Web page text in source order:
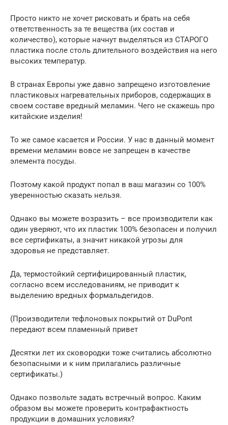
Просто никто не хочет рисковать и брать на себя
ответственность за те вещества (их состав и
количество), которые начнут выделяться из СТАРОГО
пластика после столь длительного воздействия на него
высоких температур.
В странах Европы уже давно запрещено изготовление
пластиковых нагревательных приборов, содержащих в
своем составе вредный меламин. Чего не скажешь про
китайские изделия!
То же самое касается и России. У нас в данный момент
времени меламин вовсе не запрещен в качестве
элемента посуды.
Поэтому какой продукт попал в ваш магазин со 100%
уверенностью сказать нельзя.
Однако вы можете возразить – все производители как
один уверяют, что их пластик 100% безопасен и получил
все сертификаты, а значит никакой угрозы для
здоровья не представляет.
Да, термостойкий сертифицированный пластик,
согласно всем исследованиям, не приводит к
выделению вредных формальдегидов.
(Производители тефлоновых покрытий от DuPont
передают всем пламенный привет
Десятки лет их сковородки тоже считались абсолютно
безопасными и к ним прилагались различные
сертификаты.)
Однако позвольте задать встречный вопрос. Каким
образом вы можете проверить контрафактность
продукции в домашних условиях?